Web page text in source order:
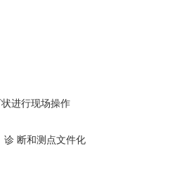
进行现场操作
断和测点文件化